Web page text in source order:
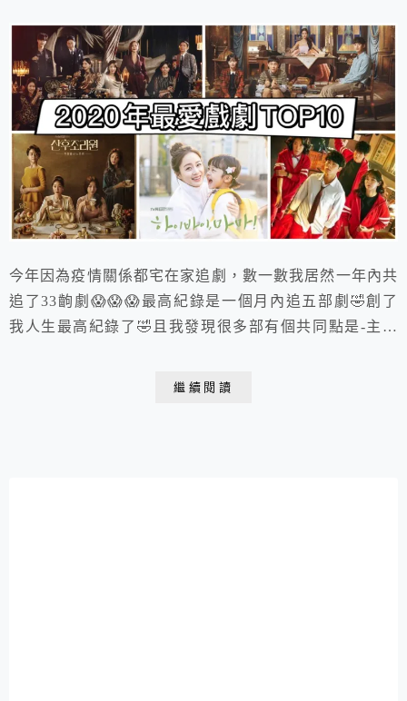
今年因為疫情關係都宅在家追劇，數一數我居然一年內共
追了33齣劇😱😱😱最高紀錄是一個月內追五部劇🤣創了
我人生最高紀錄了🤣且我發現很多部有個共同點是-主角
繼續閱讀